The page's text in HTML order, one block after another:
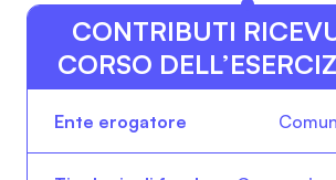
CONTRIBUTI
CORSO
Ente erogatore